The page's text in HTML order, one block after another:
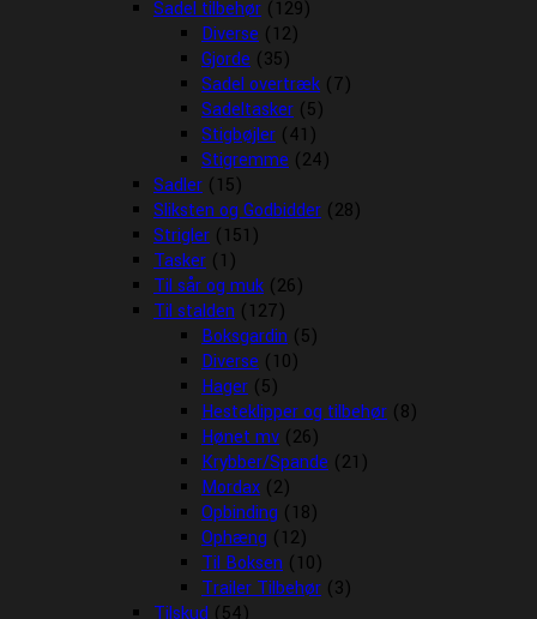
Sadel tilbehør (129)
Diverse (12)
Gjorde (35)
Sadel overtræk (7)
Sadeltasker (5)
Stigbøjler (41)
Stigremme (24)
Sadler (15)
Sliksten og Godbidder (28)
Strigler (151)
Tasker (1)
Til sår og muk (26)
Til stalden (127)
Boksgardin (5)
Diverse (10)
Hager (5)
Hesteklipper og tilbehør (8)
Hønet mv (26)
Krybber/Spande (21)
Mordax (2)
Opbinding (18)
Ophæng (12)
Til Boksen (10)
Trailer Tilbehør (3)
Tilskud (54)